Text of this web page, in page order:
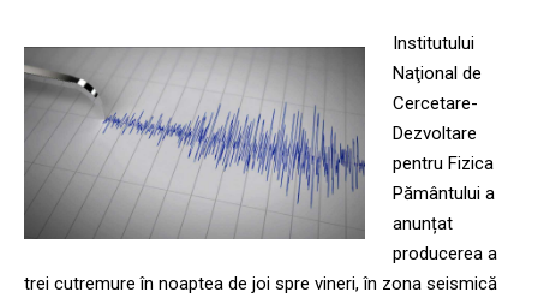
Institutului
Naţional de
Cercetare-
Dezvoltare
pentru Fizica
Pământului a
anunțat
producerea a
trei cutremure în noaptea de joi spre vineri, în zona seismică